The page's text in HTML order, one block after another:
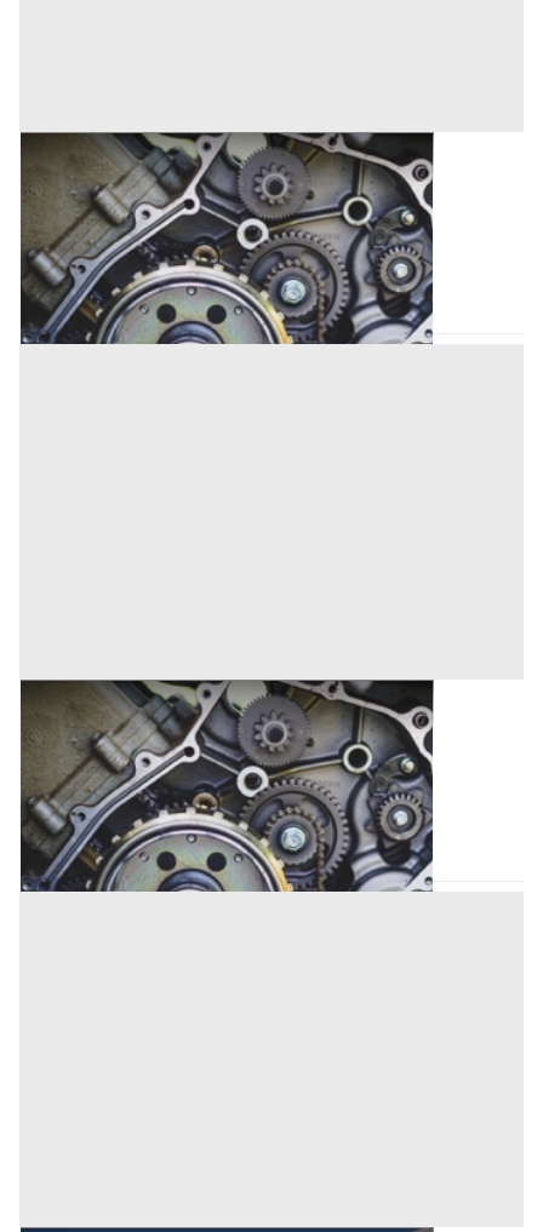
Attrezzature Industriali all'asta a Padova
Piazzola sul Brenta (Padova)
Offerta minima
2.365 €
Codice asta:AD272468
Asta chiusa
Abitazione di Tipo Civile all'asta a Padova
Piazzola sul Brenta (Padova)
Offerta minima
202.500 € 270.000 €
Codice asta:BN599111
Asta chiusa